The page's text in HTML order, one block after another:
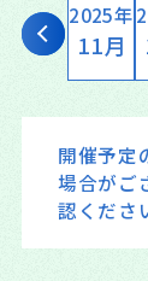
2025年
10月
2025年
11月
開催予定
場合がご
認くださ